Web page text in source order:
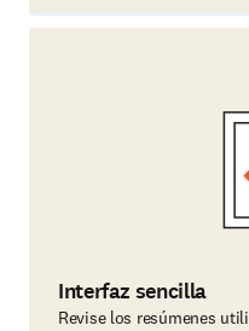
Interfaz sencilla
Revise los resúmenes